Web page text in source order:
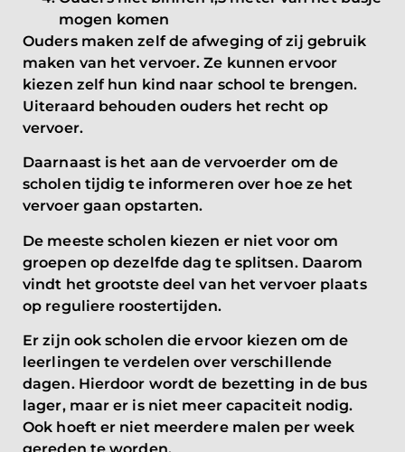
mogen komen
Ouders maken zelf de afweging of zij gebruik
maken van het vervoer. Ze kunnen ervoor
kiezen zelf hun kind naar school te brengen.
Uiteraard behouden ouders het recht op
vervoer.
Daarnaast is het aan de vervoerder om de
scholen tijdig te informeren over hoe ze het
vervoer gaan opstarten.
De meeste scholen kiezen er niet voor om
groepen op dezelfde dag te splitsen. Daarom
vindt het grootste deel van het vervoer plaats
op reguliere roostertijden.
Er zijn ook scholen die ervoor kiezen om de
leerlingen te verdelen over verschillende
dagen. Hierdoor wordt de bezetting in de bus
lager, maar er is niet meer capaciteit nodig.
Ook hoeft er niet meerdere malen per week